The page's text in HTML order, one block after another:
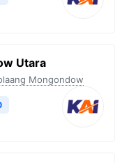
Utara
Mongondow